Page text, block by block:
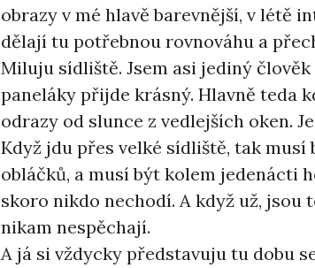
obrazy v mé hlavě barevnější, v létě
dělají tu potřebnou rovnováhu a
Miluju sídliště. Jsem asi jediný
paneláky přijde krásný. Hlavně teda
odrazy od slunce z vedlejších oken.
Když jdu přes velké sídliště, tak musí
obláčků, a musí být kolem jedenácti
skoro nikdo nechodí. A když už,
nikam nespěchají.
A já si vždycky představuju tu dobu